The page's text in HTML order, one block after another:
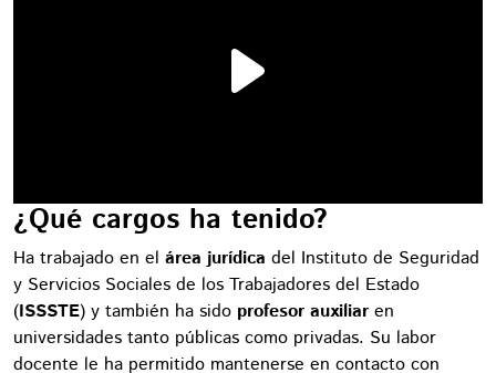
¿Qué cargos ha tenido?
Ha trabajado en el área jurídica del Instituto de Seguridad
y Servicios Sociales de los Trabajadores del Estado
(ISSSTE) y también ha sido profesor auxiliar en
universidades tanto públicas como privadas. Su labor
docente le ha permitido mantenerse en contacto con